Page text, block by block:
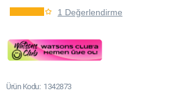
1 Değerlendirme
Ürün Kodu 1342873